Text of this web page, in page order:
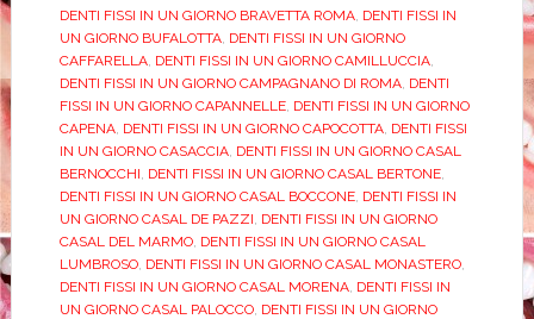
DENTI FISSI IN UN GIORNO BRAVETTA ROMA, DENTI FISSI IN
UN GIORNO BUFALOTTA, DENTI FISSI IN UN GIORNO
CAFFARELLA, DENTI FISSI IN UN GIORNO CAMILLUCCIA,
DENTI FISSI IN UN GIORNO CAMPAGNANO DI ROMA, DENTI
FISSI IN UN GIORNO CAPANNELLE, DENTI FISSI IN UN GIORNO
CAPENA, DENTI FISSI IN UN GIORNO CAPOCOTTA, DENTI FISSI
IN UN GIORNO CASACCIA, DENTI FISSI IN UN GIORNO CASAL
BERNOCCHI DENTI FISSI IN UN GIORNO CASAL BERTONE,
DENTI FISSI IN UN GIORNO CASAL BOCCONE, DENTI FISSI IN
UN GIORNO CASAL DE PAZZI DENTI FISSI IN UN GIORNO
CASAL DEL MARMO, DENTI FISSI IN UN GIORNO CASAL
LUMBROSO, DENTI FISSI IN UN GIORNO CASAL MONASTERO,
DENTI FISSI IN UN GIORNO CASAL MORENA, DENTI FISSI IN
UN GIORNO CASAL PALOCCO, DENTI FISSI IN UN GIORNO